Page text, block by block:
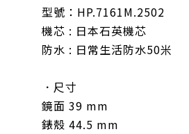
型號：HP.7161M.2502
機芯 : 日本石英機芯
防水 : 日常生活防水50米
．尺寸
鏡面 39 mm
錶殼 44.5 mm